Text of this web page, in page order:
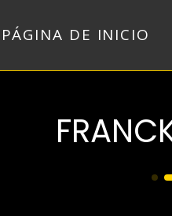
PÁGINA DE INICIO